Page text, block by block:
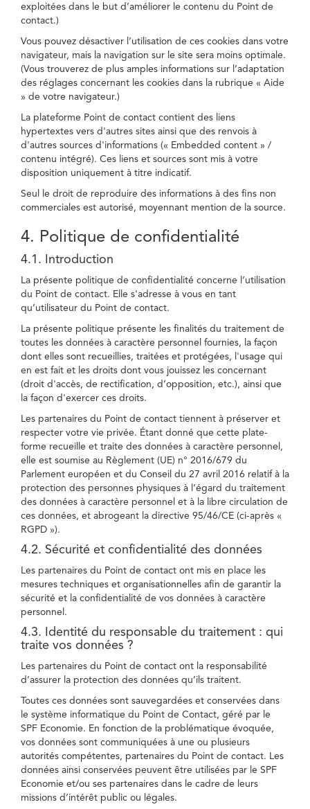
exploitées dans le but d’améliorer le contenu du Point de
contact.)
Vous pouvez désactiver l’utilisation de ces cookies dans votre
navigateur, mais la navigation sur le site sera moins optimale.
(Vous trouverez de plus amples informations sur l’adaptation
des réglages concernant les cookies dans la rubrique « Aide
» de votre navigateur.)
La plateforme Point de contact contient des liens
hypertextes vers d'autres sites ainsi que des renvois à
d'autres sources d'informations (« Embedded content » /
contenu intégré). Ces liens et sources sont mis à votre
disposition uniquement à titre indicatif.
Seul le droit de reproduire des informations à des fins non
commerciales est autorisé, moyennant mention de la source.
4. Politique de confidentialité
4.1. Introduction
La présente politique de confidentialité concerne l’utilisation
du Point de contact. Elle s'adresse à vous en tant
qu’utilisateur du Point de contact.
La présente politique présente les finalités du traitement de
toutes les données à caractère personnel fournies, la façon
dont elles sont recueillies, traitées et protégées, l'usage qui
en est fait et les droits dont vous jouissez les concernant
(droit d'accès, de rectification, d’opposition, etc.), ainsi que
la façon d'exercer ces droits.
Les partenaires du Point de contact tiennent à préserver et
respecter votre vie privée. Étant donné que cette plate-
forme recueille et traite des données à caractère personnel,
elle est soumise au Règlement (UE) n° 2016/679 du
Parlement européen et du Conseil du 27 avril 2016 relatif à la
protection des personnes physiques à l’égard du traitement
des données à caractère personnel et à la libre circulation de
ces données, et abrogeant la directive 95/46/CE (ci-après «
RGPD »).
4.2. Sécurité et confidentialité des données
Les partenaires du Point de contact ont mis en place les
mesures techniques et organisationnelles afin de garantir la
sécurité et la confidentialité de vos données à caractère
personnel.
4.3. Identité du responsable du traitement : qui
traite vos données ?
Les partenaires du Point de contact ont la responsabilité
d’assurer la protection des données qu’ils traitent.
Toutes ces données sont sauvegardées et conservées dans
le système informatique du Point de Contact, géré par le
SPF Economie. En fonction de la problématique évoquée,
vos données sont communiquées à une ou plusieurs
autorités compétentes, partenaires du Point de contact. Les
données ainsi conservées peuvent être utilisées par le SPF
Economie et/ou ses partenaires dans le cadre de leurs
missions d’intérêt public ou légales.